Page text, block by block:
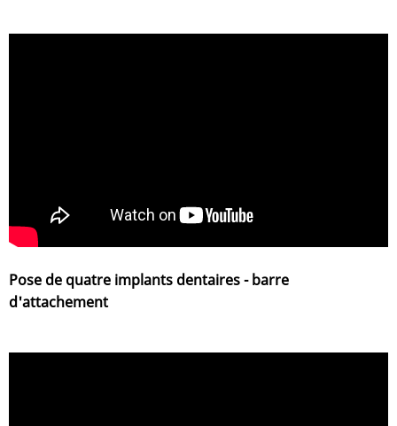
Pose de quatre implants dentaires - barre
d'attachement